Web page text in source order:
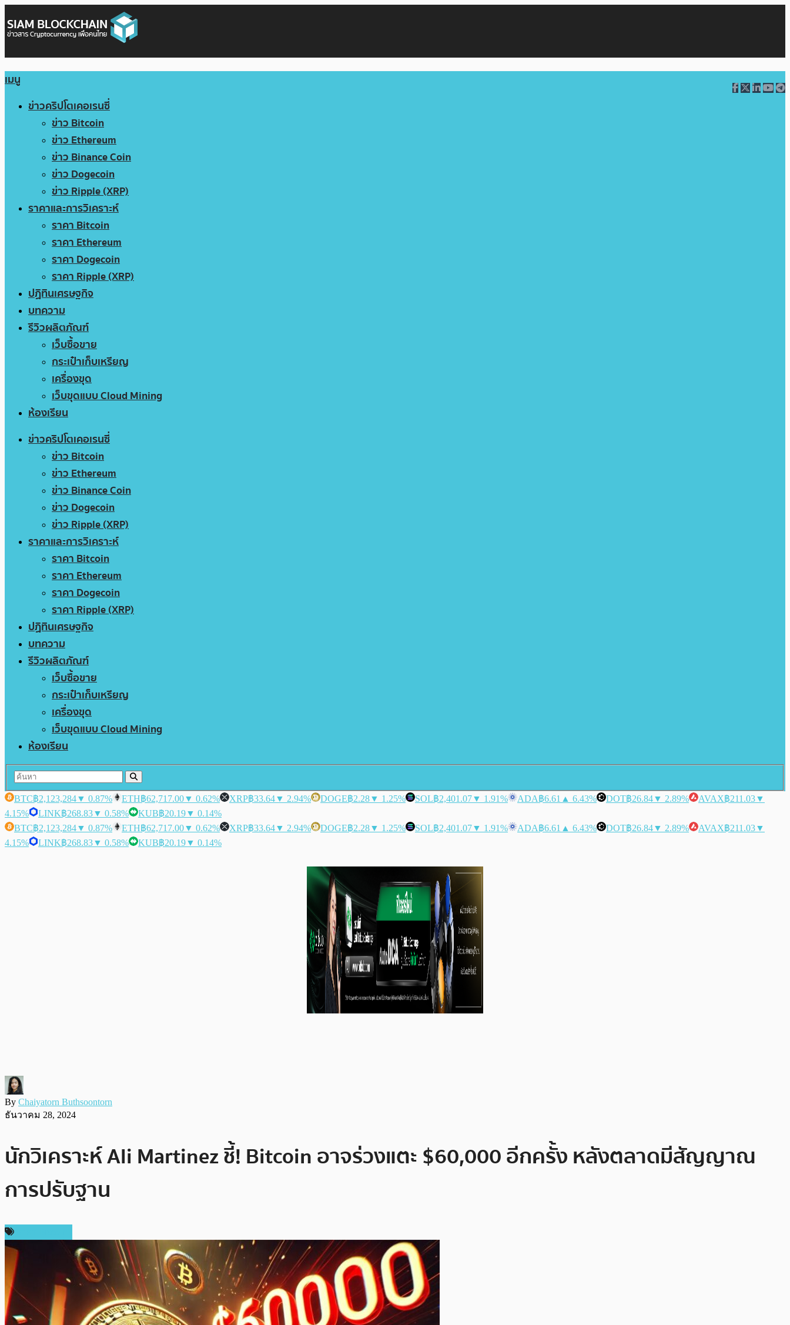
เมนู
ข่าวคริปโตเคอเรนซี่
ข่าว Bitcoin
ข่าว Ethereum
ข่าว Binance Coin
ข่าว Dogecoin
ข่าว Ripple (XRP)
ราคาและการวิเคราะห์
ราคา Bitcoin
ราคา Ethereum
ราคา Dogecoin
ราคา Ripple (XRP)
ปฏิทินเศรษฐกิจ
บทความ
รีวิวผลิตภัณฑ์
เว็บซื้อขาย
กระเป๋าเก็บเหรียญ
เครื่องขุด
เว็บขุดแบบ Cloud Mining
ห้องเรียน
ข่าวคริปโตเคอเรนซี่
ข่าว Bitcoin
ข่าว Ethereum
ข่าว Binance Coin
ข่าว Dogecoin
ข่าว Ripple (XRP)
ราคาและการวิเคราะห์
ราคา Bitcoin
ราคา Ethereum
ราคา Dogecoin
ราคา Ripple (XRP)
ปฏิทินเศรษฐกิจ
บทความ
รีวิวผลิตภัณฑ์
เว็บซื้อขาย
กระเป๋าเก็บเหรียญ
เครื่องขุด
เว็บขุดแบบ Cloud Mining
ห้องเรียน
BTC฿2,123,284▼ 0.87% ETH฿62,717.00▼ 0.62% XRP฿33.64▼ 2.94% DOGE฿2.28▼ 1.25% SOL฿2,401.07▼ 1.91% ADA฿6.61 ▲ 6.43% DOT฿26.84▼ 2.89% AVAX฿211.03▼
4.15%
LINK฿268.83▼ 0.58% KUB฿20.19▼ 0.14%
BTC฿2,123,284▼ 0.87% ETH฿62,717.00▼ 0.62% XRP฿33.64▼ 2.94% DOGE฿2.28▼ 1.25% SOL฿2,401.07▼ 1.91% ADA฿6.61 ▲ 6.43% DOT฿26.84▼ 2.89% AVAX฿211.03▼
4.15%
LINK฿268.83▼ 0.58% KUB฿20.19▼ 0.14%
By Chaiyatorn Buthsoontorn
ธันวาคม 28, 2024
นักวิเคราะห์ Ali Martinez ชี้! Bitcoin อาจร่วงแตะ $60,000 อีกครั้ง หลังตลาดมีสัญญาณ
การปรับฐาน